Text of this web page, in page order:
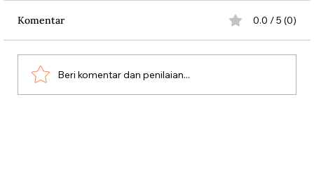
Dari Srebrenica ke Palestina
Komentar 0.0 / 5 (0)
Beri komentar dan penilaian...